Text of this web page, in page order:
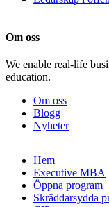
Om oss
We enable real-life
education.
Om oss
Blogg
Nyheter
vidare
innehåll
Hem
Executive MBA
Öppna program
Skräddarsydda